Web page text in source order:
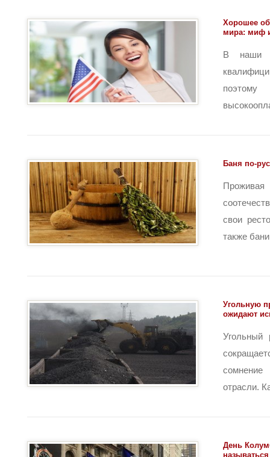
Хорошее
мира: миф
В наши
Баня по-
свои
также
Угольную
ожидают
Угольный
отрасли.
День